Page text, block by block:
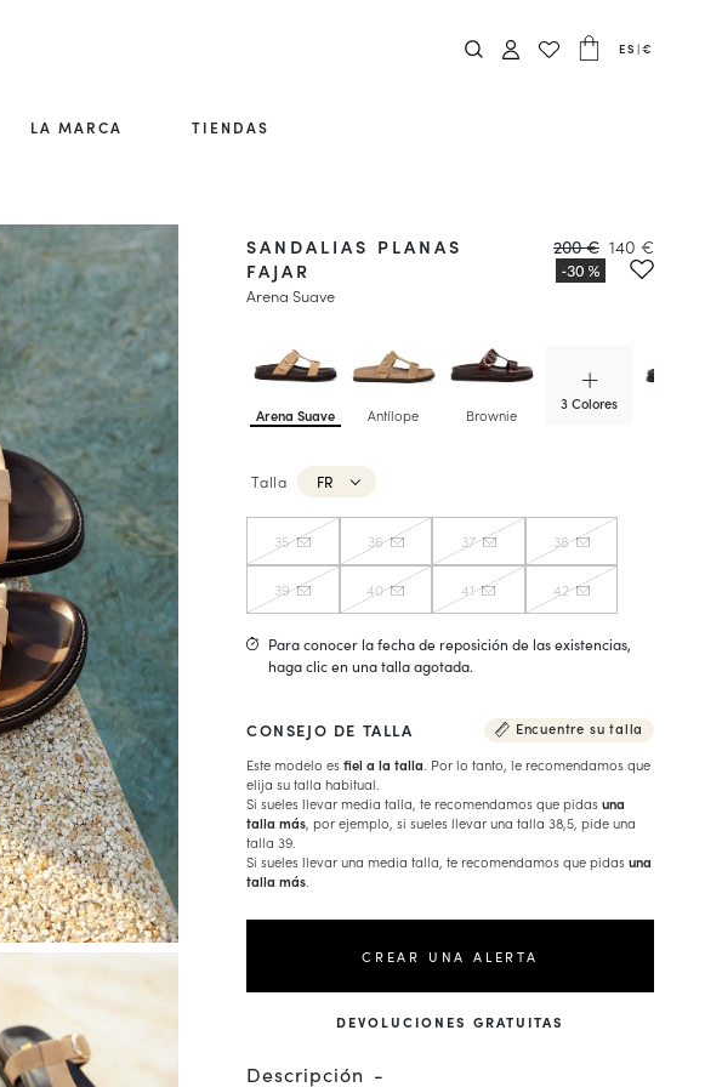
ES |€
LA MARCA TIENDAS
Arena Suave Antílope Brownie
3 Colores
SANDALIAS PLANAS
FAJAR
Arena Suave
200 € 140 €
Talla FR
35 36 37 38
39 40 41 42
Para conocer la fecha de reposición de las existencias,
haga clic en una talla agotada.
CONSEJO DE TALLA
Encuentre su talla
Este modelo esfiel a la talla . Por lo tanto, le recomendamos que
elija su talla habitual.
Si sueles llevar media talla, te recomendamos que pidasuna
talla más, por ejemplo, si sueles llevar una talla 38,5, pide una
talla 39.
Si sueles llevar una media talla, te recomendamos que pidasuna
talla más
CREAR UNA ALERTA
DEVOLUCIONES GRATUITAS
Descripción